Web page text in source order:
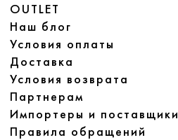
OUTLET
Наш блог
Условия оплаты
Доставка
Условия возврата
Партнерам
Импортеры и поставщики
Правила обращений